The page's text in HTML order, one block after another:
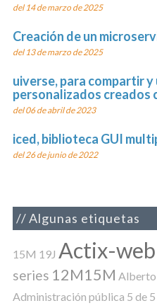
del 14 de marzo de 2025
Creación de un
del 13 de marzo de 2025
uiverse, para compartir
personalizados creados
del 06 de abril de 2023
iced, biblioteca GUI
del 26 de junio de 2022
Algunas etiquetas
15M 19J Actix-web
series 12M15M Alberto
Administración pública 5 de